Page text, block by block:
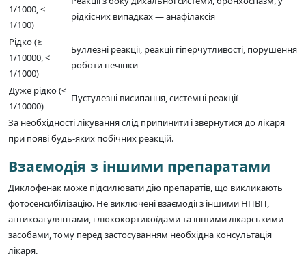
1/1000, <
1/100)
рідкісних випадках — анафілаксія
Рідко (≥
1/10000, <
1/1000)
Буллезні реакції, реакції гіперчутливості, порушення
роботи печінки
Дуже рідко (<
1/10000)
Пустулезні висипання, системні реакції
За необхідності лікування слід припинити і звернутися до лікаря
при появі будь-яких побічних реакцій.
Взаємодія з іншими препаратами
Диклофенак може підсилювати дію препаратів, що викликають
фотосенсибілізацію. Не виключені взаємодії з іншими НПВП,
антикоагулянтами, глюкокортикоїдами та іншими лікарськими
засобами, тому перед застосуванням необхідна консультація
лікаря.